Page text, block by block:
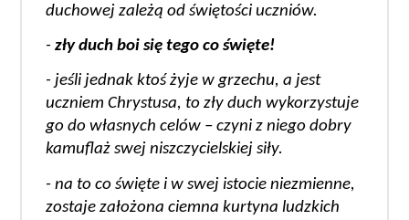
duchowej zależą od świętości uczniów.
- zły duch boi się tego co święte!
- jeśli jednak ktoś żyje w grzechu, a jest
uczniem Chrystusa, to zły duch wykorzystuje
go do własnych celów – czyni z niego dobry
kamuflaż swej niszczycielskiej siły.
- na to co święte i w swej istocie niezmienne,
zostaje założona ciemna kurtyna ludzkich